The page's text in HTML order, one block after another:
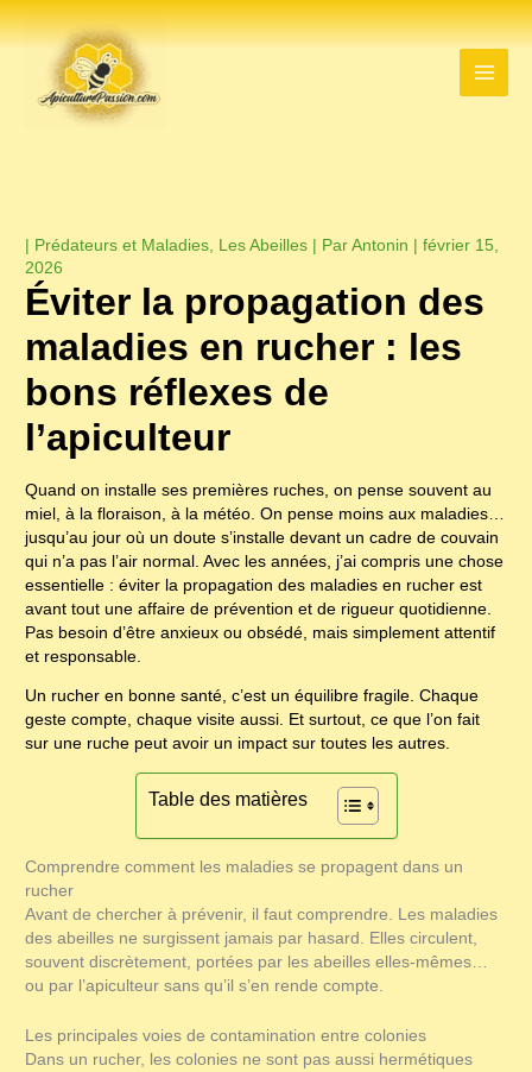
Aller
au
contenu
Prédateurs et Maladies Les Abeilles | ParAntonin |février 15,
2026
Éviter la propagation des
maladies en rucher : les
bons réflexes de
l’apiculteur
Quand on installe ses premières ruches, on pense souvent au
miel, à la floraison, à la météo. On pense moins aux maladies…
jusqu’au jour où un doute s’installe devant un cadre de couvain
qui n’a pas l’air normal. Avec les années, j’ai compris une chose
essentielle : éviter la propagation des maladies en rucher est
avant tout une affaire de prévention et de rigueur quotidienne.
Pas besoin d’être anxieux ou obsédé, mais simplement attentif
et responsable.
Un rucher en bonne santé, c’est un équilibre fragile. Chaque
geste compte, chaque visite aussi. Et surtout, ce que l’on fait
sur une ruche peut avoir un impact sur toutes les autres.
Table des matières
Comprendre comment les maladies se propagent dans un
rucher
Avant de chercher à prévenir, il faut comprendre. Les maladies
des abeilles ne surgissent jamais par hasard. Elles circulent,
souvent discrètement, portées par les abeilles elles-mêmes…
ou par l’apiculteur sans qu’il s’en rende compte.
Les principales voies de contamination entre colonies
Dans un rucher, les colonies ne sont pas aussi hermétiques